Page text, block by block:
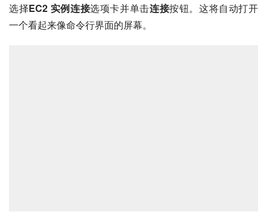
选择EC2 实例连接选项卡并单击连接按钮。这将自动打开
一个看起来像命令行界面的屏幕。